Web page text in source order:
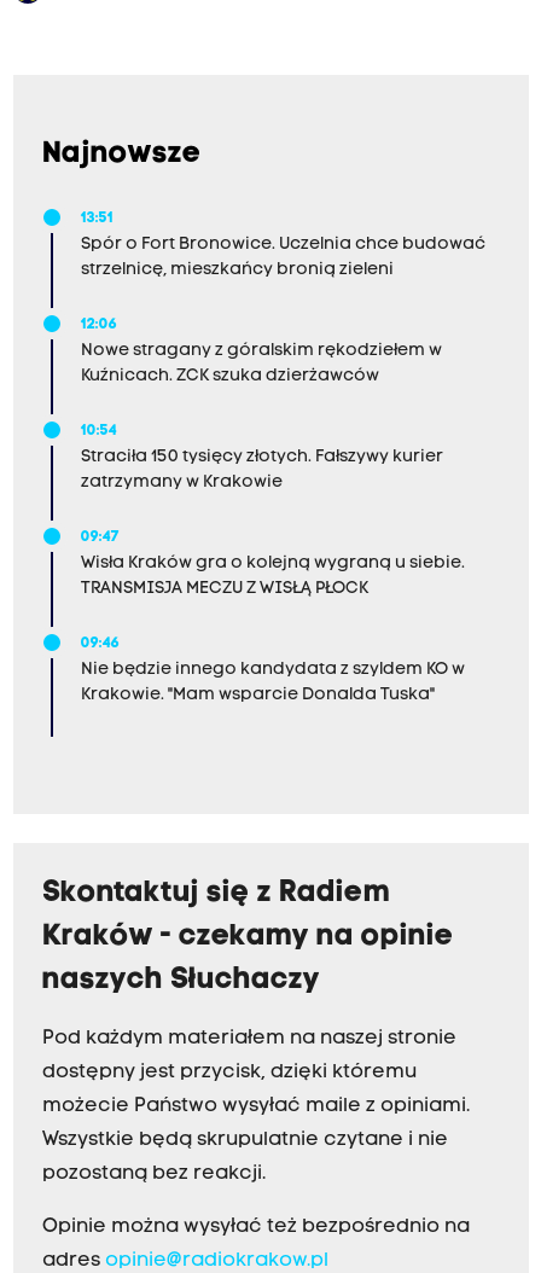
Najnowsze
13:51
Spór o Fort Bronowice. Uczelnia chce budować
strzelnicę, mieszkańcy bronią zieleni
12:06
Nowe stragany z góralskim rękodziełem w
Kuźnicach. ZCK szuka dzierżawców
10:54
Straciła 150 tysięcy złotych. Fałszywy kurier
zatrzymany w Krakowie
09:47
Wisła Kraków gra o kolejną wygraną u siebie.
TRANSMISJA MECZU Z WISŁĄ PŁOCK
09:46
Nie będzie innego kandydata z szyldem KO w
Krakowie. "Mam wsparcie Donalda Tuska"
Skontaktuj się z Radiem
Kraków - czekamy na opinie
naszych Słuchaczy
Pod każdym materiałem na naszej stronie
dostępny jest przycisk, dzięki któremu
możecie Państwo wysyłać maile z opiniami.
Wszystkie będą skrupulatnie czytane i nie
pozostaną bez reakcji.
Opinie można wysyłać też bezpośrednio na
adres opinie@radiokrakow.pl